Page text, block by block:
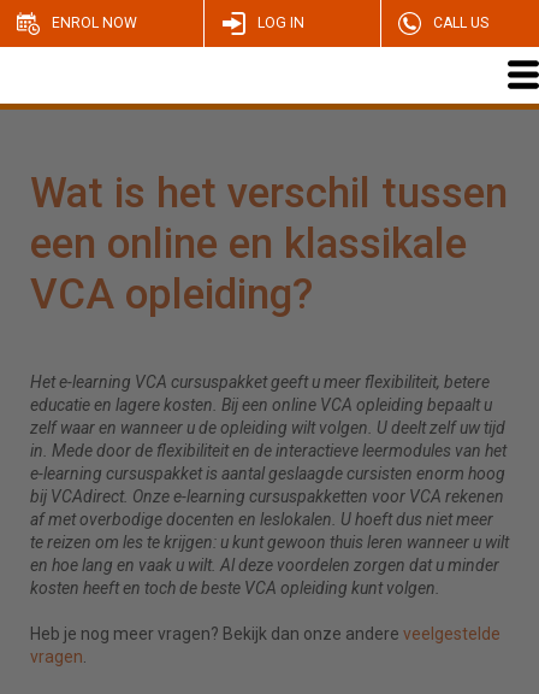
ENROL NOW LOG IN CALL US
Wat is het verschil tussen
een online en klassikale
VCA opleiding?
Het e-learning VCA cursuspakket geeft u meer flexibiliteit, betere
educatie en lagere kosten. Bij een online VCA opleiding bepaalt u
zelf waar en wanneer u de opleiding wilt volgen. U deelt zelf uw tijd
in. Mede door de flexibiliteit en de interactieve leermodules van het
e-learning cursuspakket is aantal geslaagde cursisten enorm hoog
bij VCAdirect. Onze e-learning cursuspakketten voor VCA rekenen
af met overbodige docenten en leslokalen. U hoeft dus niet meer
te reizen om les te krijgen: u kunt gewoon thuis leren wanneer u wilt
en hoe lang en vaak u wilt. Al deze voordelen zorgen dat u minder
kosten heeft en toch de beste VCA opleiding kunt volgen.
Heb je nog meer vragen? Bekijk dan onze andere veelgestelde
vragen.